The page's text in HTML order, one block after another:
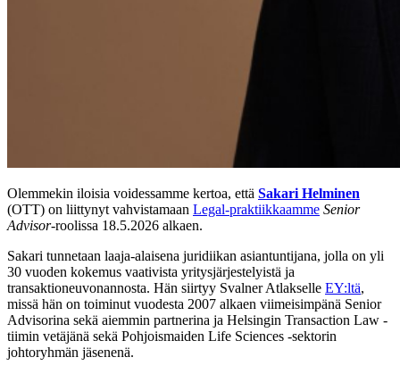
Olemmekin iloisia voidessamme kertoa, että Sakari Helminen
(OTT) on liittynyt vahvistamaan Legal-praktiikkaamme Senior
Advisor-roolissa 18.5.2026 alkaen.
Sakari tunnetaan laaja-alaisena juridiikan asiantuntijana, jolla on yli
30 vuoden kokemus vaativista yritysjärjestelyistä ja
transaktioneuvonannosta. Hän siirtyy Svalner Atlakselle EY:ltä,
missä hän on toiminut vuodesta 2007 alkaen viimeisimpänä Senior
Advisorina sekä aiemmin partnerina ja Helsingin Transaction Law -
tiimin vetäjänä sekä Pohjoismaiden Life Sciences -sektorin
johtoryhmän jäsenenä.